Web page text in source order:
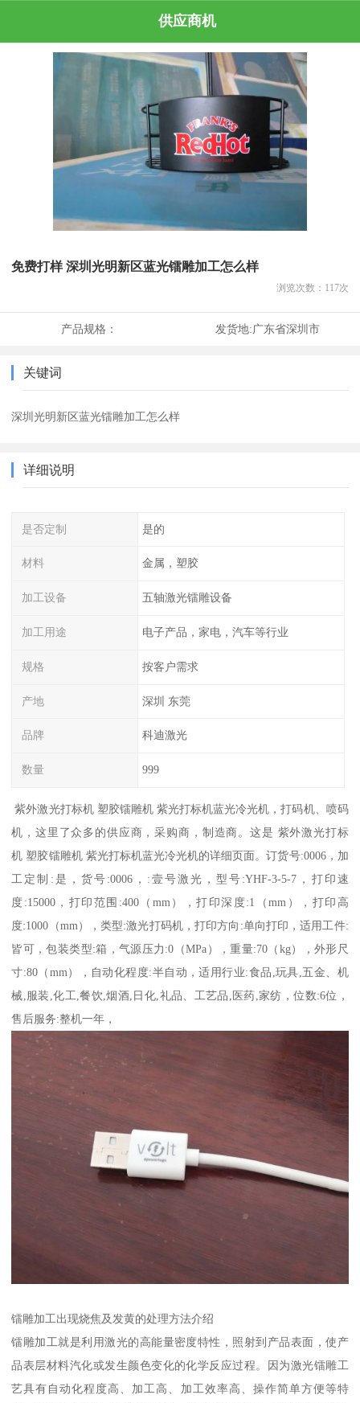
供应商机
免费打样 深圳光明新区蓝光镭雕加工怎么样
浏览次数： 117次
产品规格： 发货地:广东省深圳市
关键词
深圳光明新区蓝光镭雕加工怎么样
详细说明
是否定制 是的
材料 金属，塑胶
加工设备 五轴激光镭雕设备
加工用途 电子产品，家电，汽车等行业
规格 按客户需求
产地 深圳 东莞
品牌 科迪激光
数量 999
紫外激光打标机 塑胶镭雕机 紫光打标机蓝光冷光机，打码机、喷码
机，这里了众多的供应商，采购商，制造商。这是 紫外激光打标
机 塑胶镭雕机 紫光打标机蓝光冷光机的详细页面。订货号:0006，加
工定制:是，货号:0006，:壹号激光，型号:YHF-3-5-7，打印速
度:15000，打印范围:400（mm），打印深度:1（mm），打印高
度:1000（mm），类型:激光打码机，打印方向:单向打印，适用工件:
皆可，包装类型:箱，气源压力:0（MPa），重量:70（kg），外形尺
寸:80（mm），自动化程度:半自动，适用行业:食品,玩具,五金、机
械,服装,化工,餐饮,烟酒,日化,礼品、工艺品,医药,家纺，位数:6位，
售后服务:整机一年，
镭雕加工出现烧焦及发黄的处理方法介绍
镭雕加工就是利用激光的高能量密度特性，照射到产品表面，使产
品表层材料汽化或发生颜色变化的化学反应过程。因为激光镭雕工
艺具有自动化程度高、加工高、加工效率高、操作简单方便等特